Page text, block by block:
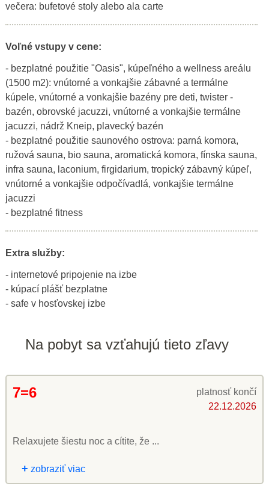
večera: bufetové stoly alebo ala carte
Voľné vstupy v cene:
- bezplatné použitie "Oasis", kúpeľného a wellness areálu
(1500 m2): vnútorné a vonkajšie zábavné a termálne
kúpele, vnútorné a vonkajšie bazény pre deti, twister -
bazén, obrovské jacuzzi, vnútorné a vonkajšie termálne
jacuzzi, nádrž Kneip, plavecký bazén
- bezplatné použitie saunového ostrova: parná komora,
ružová sauna, bio sauna, aromatická komora, fínska sauna,
infra sauna, laconium, firgidarium, tropický zábavný kúpeľ,
vnútorné a vonkajšie odpočívadlá, vonkajšie termálne
jacuzzi
- bezplatné fitness
Extra služby:
- internetové pripojenie na izbe
- kúpací plášť bezplatne
- safe v hosťovskej izbe
Na pobyt sa vzťahujú tieto zľavy
7=6
platnosť končí
22.12.2026
Relaxujete šiestu noc a cítite, že ...
+ zobraziť viac